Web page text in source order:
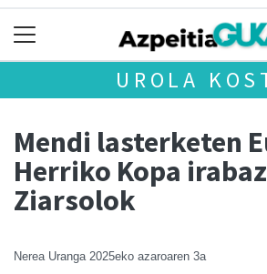
UROLA
Mendi lasterketen
Herriko Kopa
Ziarsolok
Nerea Uranga 2025eko azaroaren 3a